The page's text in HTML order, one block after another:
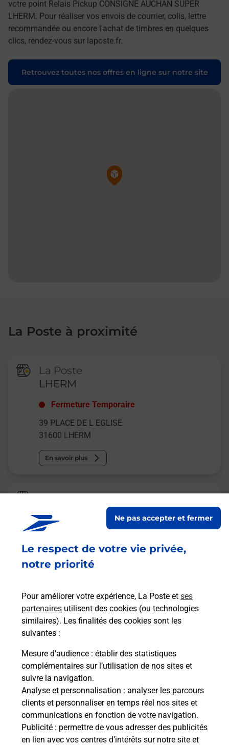
Le respect de votre vie privée,
notre priorité
Pour améliorer votre expérience, La Poste et ses
partenaires utilisent des cookies (ou technologies
similaires). Les finalités des cookies sont les
suivantes :
Mesure d’audience : établir des statistiques
complémentaires sur l’utilisation de nos sites et
suivre la navigation.
Analyse et personnalisation : analyser les parcours
clients et personnaliser en temps réel nos sites et
communications en fonction de votre navigation.
Publicité : permettre de vous adresser des publicités
en lien avec vos centres d’intérêts sur notre site et
Ne pas accepter et fermer
votre point Relais Pickup CONSIGNE AUCHAN SUPER
LHERM. Pour réaliser vos envois de courrier, colis, lettre
recommandée ou encore l'achat de timbres en quelques
clics, rendez-vous sur laposte.fr.
Retrouvez toutes nos offres en ligne sur notre site
Pin de la carte
La Poste à proximité
La Poste
LHERM
Fermeture Temporaire
39 PLACE DE L EGLISE
31600 LHERM
En savoir plus
La Poste Agence Communale
LABASTIDETTE MAIRIE
jusqu'à 09h00
3 PLACE DE LA RESISTANCE
31600 LABASTIDETTE
Malin !
La Poste
en ligne
Ouvert 24h/24
En savoir plus